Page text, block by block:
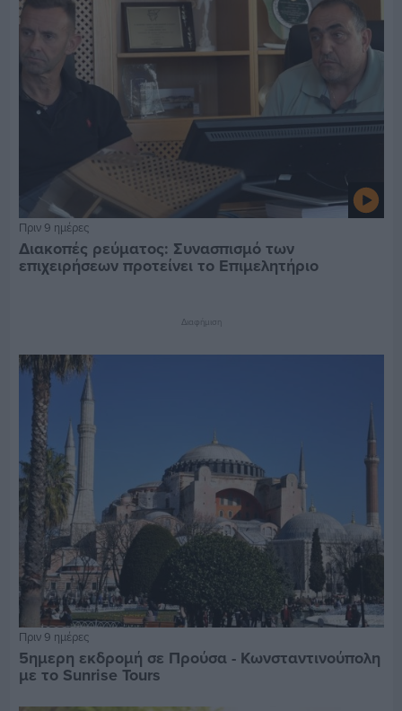
Πριν 9 ημέρες
Διακοπές ρεύματος: Συνασπισμό των
επιχειρήσεων προτείνει το Επιμελητήριο
Διαφήμιση
Πριν 9 ημέρες
5ημερη εκδρομή σε Προύσα - Κωνσταντινούπολη
με το Sunrise Tours